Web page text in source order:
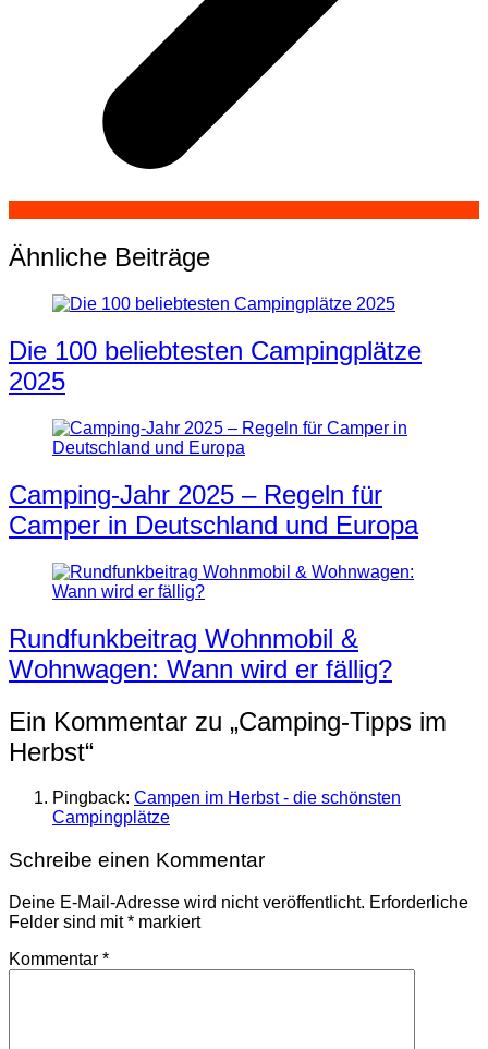
Ähnliche Beiträge
Die 100 beliebtesten Campingplätze
2025
Camping-Jahr 2025 – Regeln für
Camper in Deutschland und Europa
Rundfunkbeitrag Wohnmobil &
Wohnwagen: Wann wird er fällig?
Ein Kommentar zu „Camping-Tipps im
Herbst“
Pingback: Campen im Herbst - die schönsten
Campingplätze
Schreibe einen Kommentar
Deine E-Mail-Adresse wird nicht veröffentlicht. Erforderliche
Felder sind mit* markiert
Kommentar *